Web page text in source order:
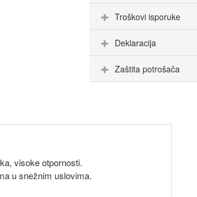
Troškovi isporuke
Deklaracija
Zaštita potrošača
visoke otpornosti.
u snežnim uslovima.